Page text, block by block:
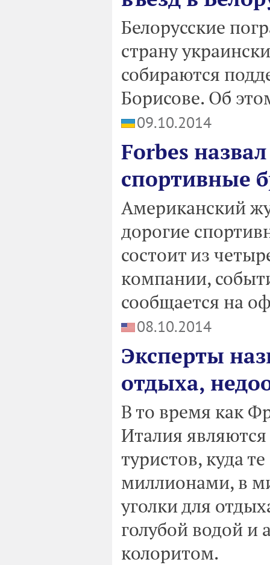
Белорусские
страну
собираются
Борисове. Об
09.10.2014
Forbes
спортивные
Американский
дорогие
состоит из
компании,
сообщается на
08.10.2014
Эксперты
отдыха,
В то время как
Италия
туристов, куда
миллионами, в
уголки для
голубой водой и
колоритом.